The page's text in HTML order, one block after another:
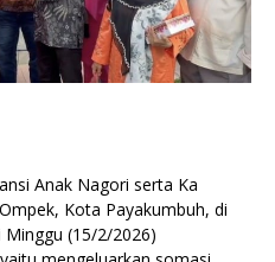
Anak Nagori serta Ka
Kota Payakumbuh, di
(15/2/2026)